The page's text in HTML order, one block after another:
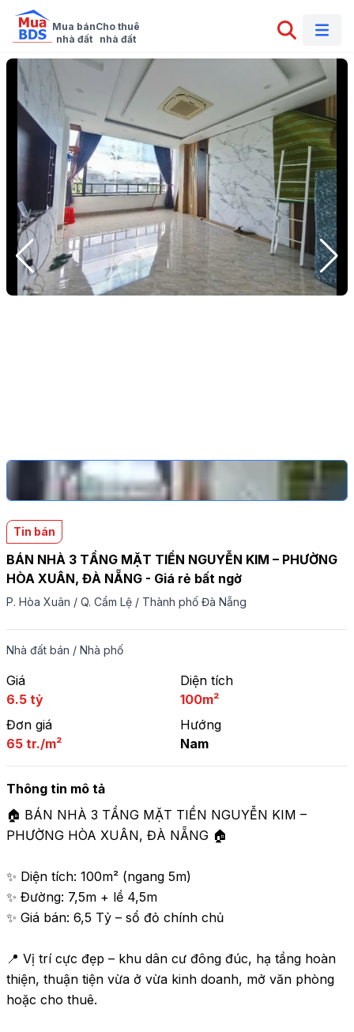
Mua bán
nhà đất
Cho thuê
nhà đất
Tin bán
BÁN NHÀ 3 TẦNG MẶT TIỀN NGUYỄN KIM – PHƯỜNG
HÒA XUÂN, ĐÀ NẴNG - Giá rẻ bất ngờ
P. Hòa Xuân / Q. Cẩm Lệ / Thành phố Đà Nẵng
Nhà đất bán / Nhà phố
Giá
6.5 tỷ
Diện tích
100m²
Đơn giá
65 tr./m²
Hướng
Nam
Thông tin mô tả
🏠 BÁN NHÀ 3 TẦNG MẶT TIỀN NGUYỄN KIM –
PHƯỜNG HÒA XUÂN, ĐÀ NẴNG 🏠
✨ Diện tích: 100m² (ngang 5m)
✨ Đường: 7,5m + lề 4,5m
✨ Giá bán: 6,5 Tỷ – sổ đỏ chính chủ
📍 Vị trí cực đẹp – khu dân cư đông đúc, hạ tầng hoàn
thiện, thuận tiện vừa ở vừa kinh doanh, mở văn phòng
hoặc cho thuê.